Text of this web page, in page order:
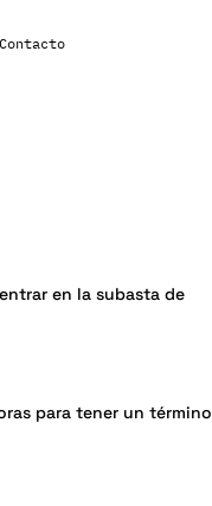
en la subasta de
para tener un término